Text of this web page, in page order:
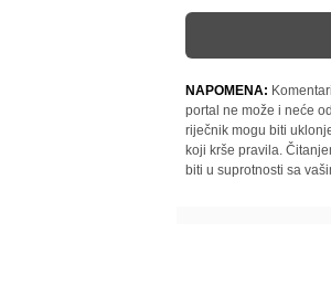
NAPOMENA:
portal ne može i neće
riječnik mogu biti
koji krše pravila.
biti u suprotnosti sa